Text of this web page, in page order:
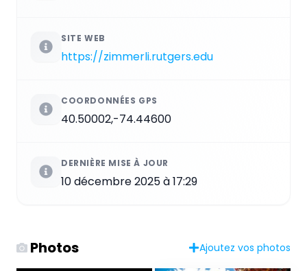
SITE WEB
https://zimmerli.rutgers.edu
COORDONNÉES GPS
40.50002,-74.44600
DERNIÈRE MISE À JOUR
10 décembre 2025 à 17:29
Photos Ajoutez vos photos